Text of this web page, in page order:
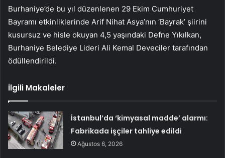
Burhaniye’de bu yıl düzenlenen 29 Ekim Cumhuriyet
Bayramı etkinliklerinde Arif Nihat Asya’nın ‘Bayrak’ şiirini
kusursuz ve hisle okuyan 4,5 yaşındaki Defne Yıkılkan,
Burhaniye Belediye Lideri Ali Kemal Deveciler tarafından
ödüllendirildi.
İlgili Makaleler
İstanbul’da ‘kimyasal madde’ alarmı:
Fabrikada işçiler tahliye edildi
Ağustos 6, 2026